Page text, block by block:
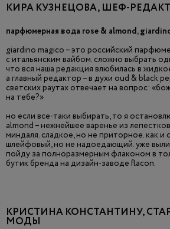
КИРА КУЗНЕЦОВА, ШЕФ-
парфюмерная вода rose & almond,
giardino magico – это российский
с итальянским вайбом. сложно выбрать
что вся наша редакция влюбилась в
а главный редактор – в духи oud & black
светских раутах отвечает на вопрос:
на тебе?»
но если все-таки выбирать, то я
almond – нежнейшее варенье из
миндаля. сладкое, но не приторное. как и
шлейфовый, но не надоедающий. уже
пойду за полноразмерным флаконом в
бутик бренда на дизайн-заводе flacon.
КРИСТИНА КОНСТАНТИНУ,
МОДЫ